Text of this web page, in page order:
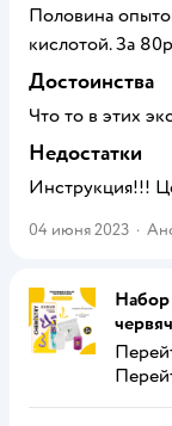
Половина
кислотой. За
Достоинства
Что то в этих
Недостатки
Инструкция!!!
04 июня 2023 ·